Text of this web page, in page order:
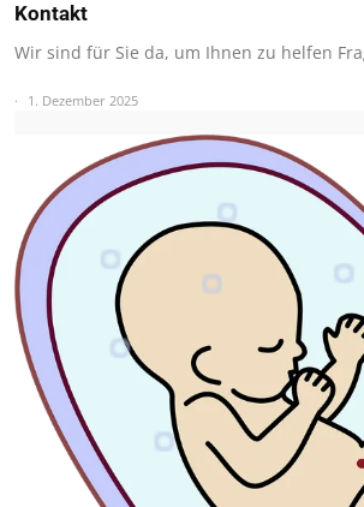
Kontakt
Wir sind für Sie da, um Ihnen zu helfen
1. Dezember 2025